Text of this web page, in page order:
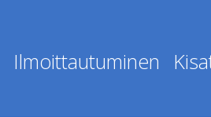
Ilmoittautuminen